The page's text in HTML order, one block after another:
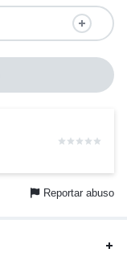
Reportar abuso